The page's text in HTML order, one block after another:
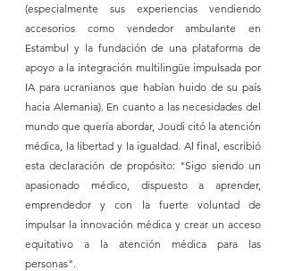
(especialmente sus experiencias vendiendo
accesorios como vendedor ambulante en
Estambul y la fundación de una plataforma de
apoyo a la integración multilingüe impulsada por
IA para ucranianos que habían huido de su país
hacia Alemania). En cuanto a las necesidades del
mundo que quería abordar, Joudi citó la atención
médica, la libertad y la igualdad. Al final, escribió
esta declaración de propósito: "Sigo siendo un
apasionado médico, dispuesto a aprender,
emprendedor y con la fuerte voluntad de
impulsar la innovación médica y crear un acceso
equitativo a la atención médica para las
personas".